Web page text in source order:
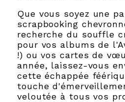
Que vous soyez une
scrapbooking
recherche du souffle
pour vos albums de
!) ou vos cartes de
année, laissez-vous
cette échappée
touche
veloutée à tous vos